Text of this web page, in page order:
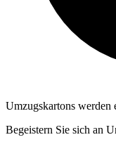
Umzugskartons werden
Begeistern Sie sich an